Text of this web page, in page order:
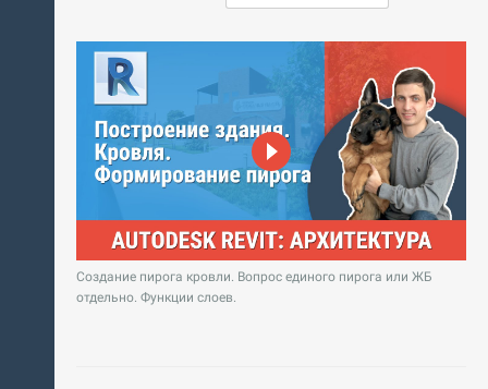
Создание пирога кровли. Вопрос единого пирога или ЖБ
отдельно. Функции слоев.